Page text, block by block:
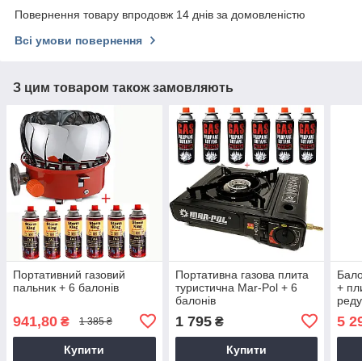
Повернення товару впродовж 14 днів за домовленістю
Всі умови повернення
З цим товаром також замовляють
Портативний газовий
пальник + 6 балонів
941,80 ₴ 1 385 ₴
Купити
Портативна газова плита
туристична Mar-Pol + 6
балонів
1 795₴
Купити
+
5